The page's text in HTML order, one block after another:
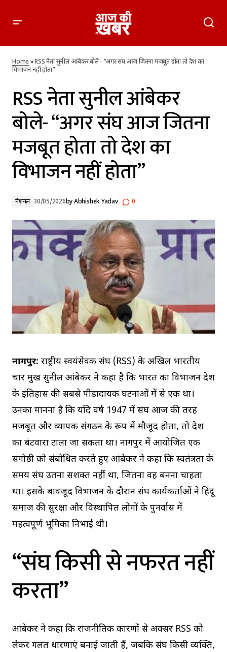
देश का विभाजन नहीं होता”
Home»RSS नेता सुनील आंबेकर बोले- “अगर संघ आज जितना मजबूत होता तो देश का
विभाजन नहीं होता”
RSS नेता सुनील आंबेकर
बोले- “अगर संघ आज जितना
मजबूत होता तो देश का
विभाजन नहीं होता”
नेशनल 30/05/2026byAbhishek Yadav 0
नागपुर: राष्ट्रीय स्वयंसेवक संघ (RSS) के अखिल भारतीय
प्रचार प्रमुख सुनील आंबेकर ने कहा है कि भारत का विभाजन देश
के इतिहास की सबसे पीड़ादायक घटनाओं में से एक था।
उनका मानना है कि यदि वर्ष 1947 में संघ आज की तरह
मजबूत और व्यापक संगठन के रूप में मौजूद होता, तो देश
का बंटवारा टाला जा सकता था। नागपुर में आयोजित एक
संगोष्ठी को संबोधित करते हुए आंबेकर ने कहा कि स्वतंत्रता के
समय संघ उतना सशक्त नहीं था, जितना वह बनना चाहता
था। इसके बावजूद विभाजन के दौरान संघ कार्यकर्ताओं ने हिंदू
समाज की सुरक्षा और विस्थापित लोगों के पुनर्वास में
महत्वपूर्ण भूमिका निभाई थी।
“संघ किसी से नफरत नहीं
करता”
आंबेकर ने कहा कि राजनीतिक कारणों से अक्सर RSS को
लेकर गलत धारणाएं बनाई जाती हैं, जबकि संघ किसी व्यक्ति,